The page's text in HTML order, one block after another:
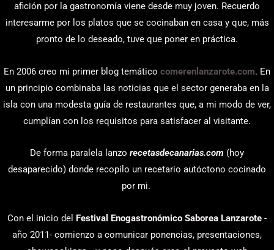
afición por la gastronomía viene desde muy joven. Recuerdo
interesarme por los platos que se cocinaban en casa y que, más
pronto de lo deseado, tuve que poner en práctica.
En 2006 creo mi primer blog temático comerenlanzarote.com. En
un principio combinaba las noticias que el sector generaba en la
isla con una modesta guía de restaurantes que, a mi modo de ver,
cumplían con los requisitos para satisfacer al visitante.
De forma paralela lanzo recetasdecanarias.com (hoy
desaparecido) donde recopilo un recetario autóctono cocinado
por mi.
Con el inicio del Festival Enogastronómico Saborea Lanzarote -
año 2011- comienzo a comunicar ponencias, presentaciones,